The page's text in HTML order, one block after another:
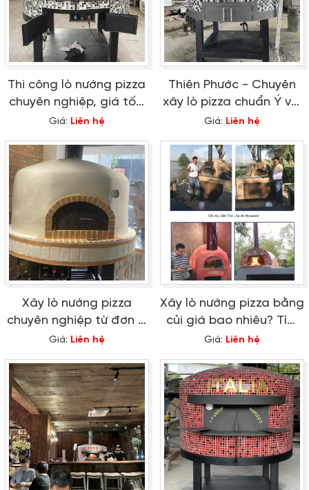
Thi công lò nướng pizza
chuyên nghiệp, giá tốt,
thiết kế theo yêu cầu
Giá: Liên hệ
Thiên Phước - Chuyên
xây lò pizza chuẩn Ý với
giá thành tốt nhất
Giá: Liên hệ
Xây lò nướng pizza
chuyên nghiệp từ đơn vị
uy tín hàng đầu
Giá: Liên hệ
Xây lò nướng pizza bằng
củi giá bao nhiêu? Tìm
hiểu ngay!
Giá: Liên hệ